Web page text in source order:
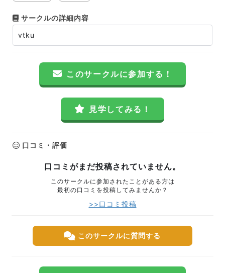
サークルの詳細内容
vtku
このサークルに参加する！
見学してみる！
口コミ・評価
口コミがまだ投稿されていません。
このサークルに参加されたことがある方は
最初の口コミを投稿してみませんか？
>>口コミ投稿
このサークルに質問する